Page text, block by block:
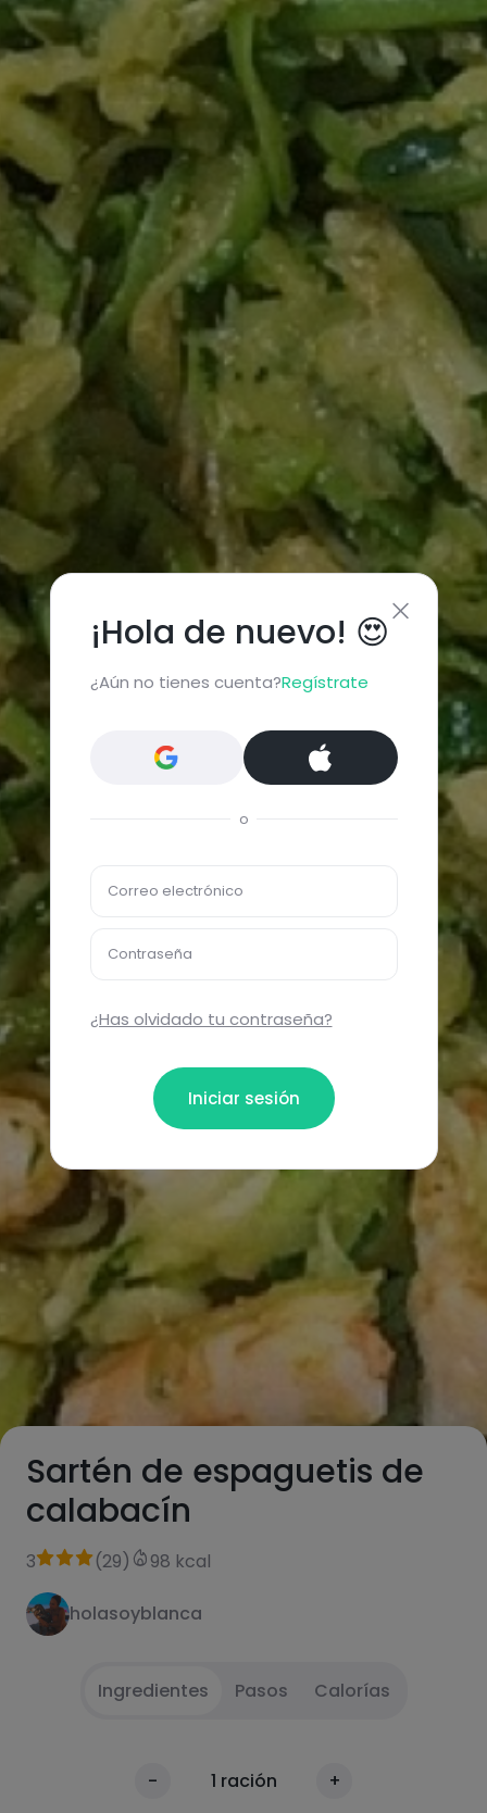
Sartén de espaguetis de
calabacín
3 (29) 98 kcal
holasoyblanca
Ingredientes Pasos Calorías
- 1 ración +
¡Hola de nuevo! 😍
¿Aún no tienes cuenta?Regístrate
o
Correo electrónico
Contraseña
¿Has olvidado tu contraseña?
Iniciar sesión